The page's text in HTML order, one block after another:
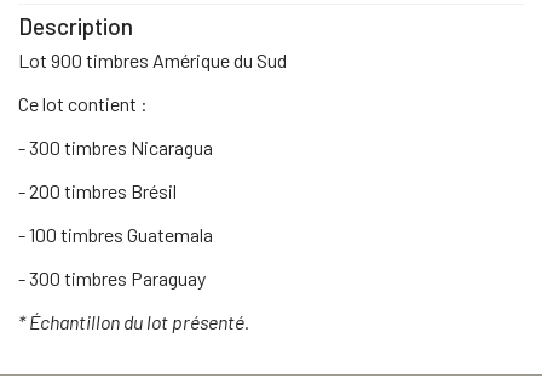
Description
Lot 900 timbres Amérique du Sud
Ce lot contient :
- 300 timbres Nicaragua
- 200 timbres Brésil
- 100 timbres Guatemala
- 300 timbres Paraguay
* Échantillon du lot présenté.